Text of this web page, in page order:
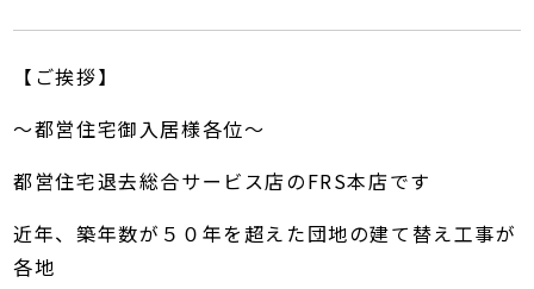
【ご挨拶】
～都営住宅御入居様各位～
都営住宅退去総合サービス店のFRS本店です
近年、築年数が５０年を超えた団地の建て替え工事が
各地